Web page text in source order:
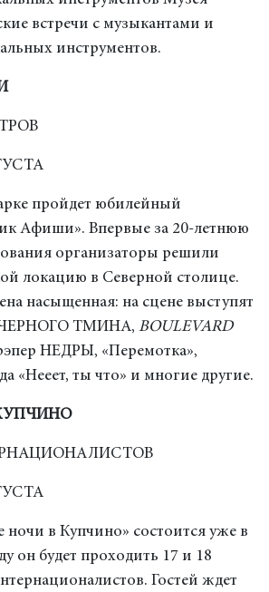
встречи с музыкантами и
инструментов.
пройдет юбилейный
Афиши». Впервые за 20-летнюю
организаторы решили
локацию в Северной столице.
насыщенная: на сцене выступят
ТМИНА, BOULEVARD
НЕДРЫ, «Перемотка»,
«Нееет, ты что» и многие другие.
ночи в Купчино» состоится уже в
он будет проходить 17 и 18
Гостей ждет